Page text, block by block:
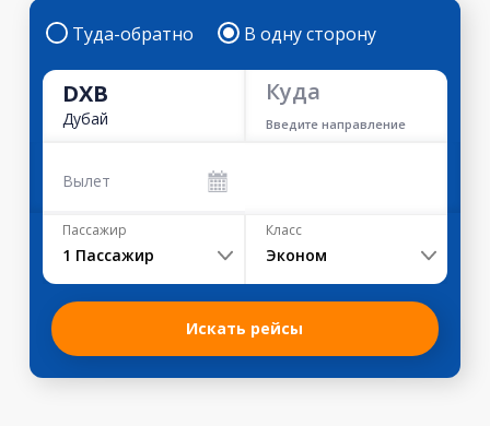
Туда-обратно В одну сторону
DXB
Дубай
Куда
Введите направление
Вылет
Пассажир
1 Пассажир
Класс
Эконом
Искать рейсы